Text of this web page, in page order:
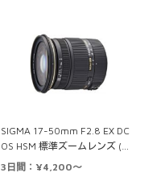
SIGMA 17-50mm F2.8 EX DC
OS HSM 標準ズームレンズ (…
3日間：¥4,200～